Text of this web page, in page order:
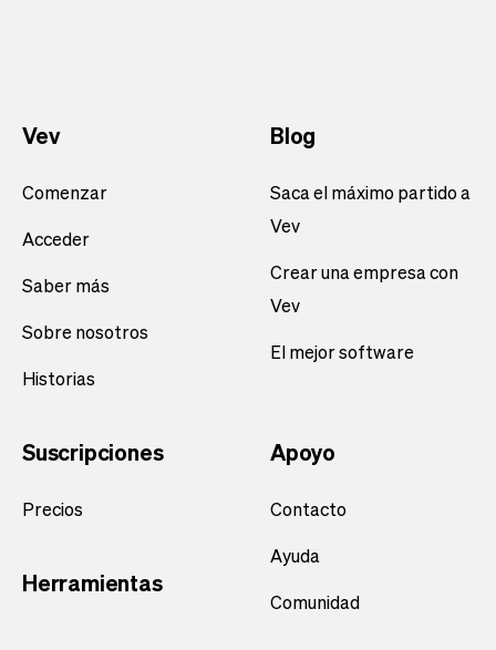
Vev
Comenzar
Acceder
Saber más
Sobre nosotros
Historias
Blog
Saca el máximo partido a
Vev
Crear una empresa con
Vev
El mejor software
Suscripciones
Precios
Herramientas
Apoyo
Contacto
Ayuda
Comunidad